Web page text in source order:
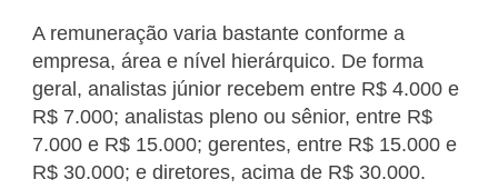
A remuneração varia bastante conforme a
empresa, área e nível hierárquico. De forma
geral, analistas júnior recebem entre R$ 4.000 e
R$ 7.000; analistas pleno ou sênior, entre R$
7.000 e R$ 15.000; gerentes, entre R$ 15.000 e
R$ 30.000; e diretores, acima de R$ 30.000.